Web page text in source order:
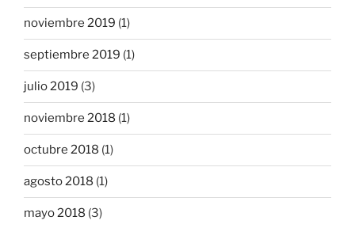
noviembre 2019 (1)
septiembre 2019 (1)
julio 2019 (3)
noviembre 2018 (1)
octubre 2018 (1)
agosto 2018 (1)
mayo 2018 (3)